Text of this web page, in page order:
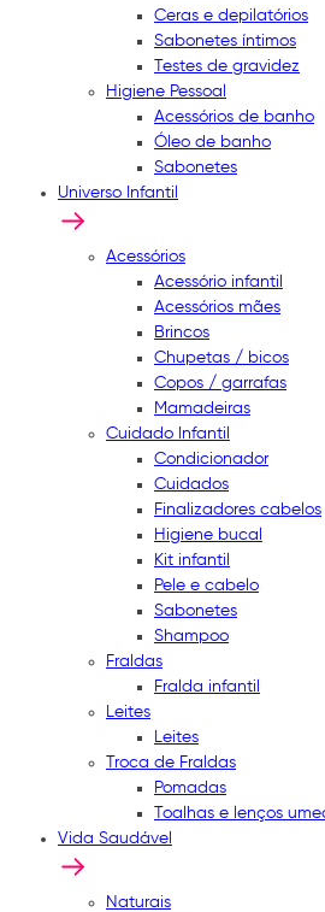
Ceras e depilatórios
Sabonetes íntimos
Testes de gravidez
Higiene Pessoal
Acessórios de banho
Óleo de banho
Sabonetes
Universo Infantil
Acessórios
Acessório infantil
Acessórios mães
Brincos
Chupetas / bicos
Copos / garrafas
Mamadeiras
Cuidado Infantil
Condicionador
Cuidados
Finalizadores cabelos
Higiene bucal
Kit infantil
Pele e cabelo
Sabonetes
Shampoo
Fraldas
Fralda infantil
Leites
Leites
Troca de Fraldas
Pomadas
Toalhas e lenços
Vida Saudável
Naturais